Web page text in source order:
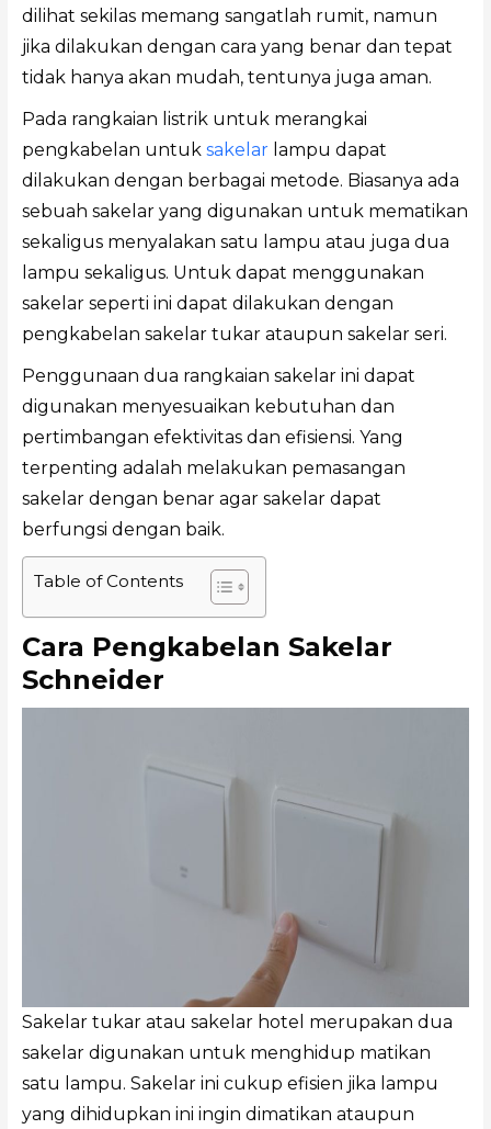
dilihat sekilas memang sangatlah rumit, namun
jika dilakukan dengan cara yang benar dan tepat
tidak hanya akan mudah, tentunya juga aman.
Pada rangkaian listrik untuk merangkai
pengkabelan untuk sakelarlampu dapat
dilakukan dengan berbagai metode. Biasanya ada
sebuah sakelar yang digunakan untuk mematikan
sekaligus menyalakan satu lampu atau juga dua
lampu sekaligus. Untuk dapat menggunakan
sakelar seperti ini dapat dilakukan dengan
pengkabelan sakelar tukar ataupun sakelar seri.
Penggunaan dua rangkaian sakelar ini dapat
digunakan menyesuaikan kebutuhan dan
pertimbangan efektivitas dan efisiensi. Yang
terpenting adalah melakukan pemasangan
sakelar dengan benar agar sakelar dapat
berfungsi dengan baik.
Table of Contents
Cara Pengkabelan Sakelar
Schneider
Sakelar tukar atau sakelar hotel merupakan dua
sakelar digunakan untuk menghidup matikan
satu lampu. Sakelar ini cukup efisien jika lampu
yang dihidupkan ini ingin dimatikan ataupun